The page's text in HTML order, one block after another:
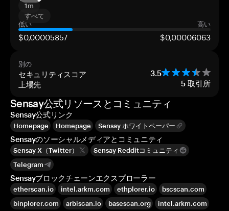
1m
すべて
低い
高い
$0,00005857 $0,00006063
別の
セキュリティスコア 3.5
上場先 5 取引所
Sensay公式リソースとコミュニティ
Sensay公式リンク
Homepage Homepage Sensay ホワイトペーパー
Sensayのソーシャルメディアとコミュニティ
Sensay X（Twitter）
Sensay Redditコミュニティ
Telegram
Sensayブロックチェーンエクスプローラー
etherscan.io intel.arkm.com ethplorer.io
bscscan.com
binplorer.com
arbiscan.io basescan.org intel.arkm.com